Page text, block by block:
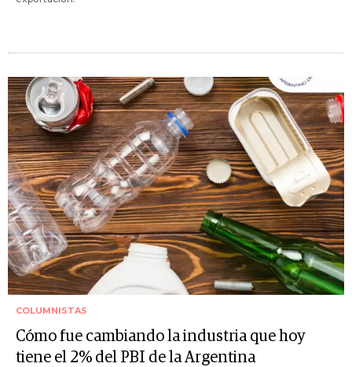
COLUMNISTAS
Cómo fue cambiando la industria que hoy
tiene el 2% del PBI de la Argentina